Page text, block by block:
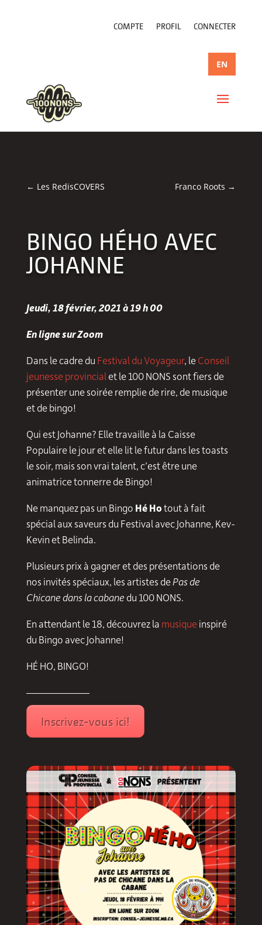
COMPTE PROFIL CONNECTER
EN
← Les RedisCOVERS Franco Roots →
BINGO HÉHO AVEC
JOHANNE
Jeudi, 18 février, 2021 à 19 h 00
En ligne sur Zoom
Dans le cadre du Festival du Voyageur, leConseil
jeunesse provincial et le 100 NONS sont fiers de
présenter une soirée remplie de rire, de musique
et de bingo!
Qui est Johanne? Elle travaille à la Caisse
Populaire le jour et elle lit le futur dans les toasts
le soir, mais son vrai talent, c’est être une
animatrice tonnerre de Bingo!
Ne manquez pas un Bingo Hé Hotout à fait
spécial aux saveurs du Festival avec Johanne, Kev-
Kevin et Belinda.
Plusieurs prix à gagner et des présentations de
nos invités spéciaux, les artistes dePas de
Chicane dans la cabane du 100 NONS.
En attendant le 18, découvrez la musiqueinspiré
du Bingo avec Johanne!
HÉ HO, BINGO!
——————
Inscrivez-vous ici!